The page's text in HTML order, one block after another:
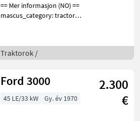
== Mer informasjon (NO) ==
mascus_category: tractors
See
en.landbrukssalg.no/9496
Specification
Traktorok /
Ford 3000
2.300
€
45 LE/33 kW Gy. év 1970